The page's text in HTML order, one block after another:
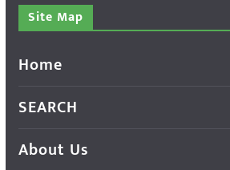
Site Map
Home
SEARCH
About Us